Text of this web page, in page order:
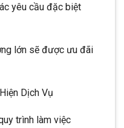
yêu cầu đặc biệt
lớn sẽ được ưu đãi
Dịch Vụ
trình làm việc